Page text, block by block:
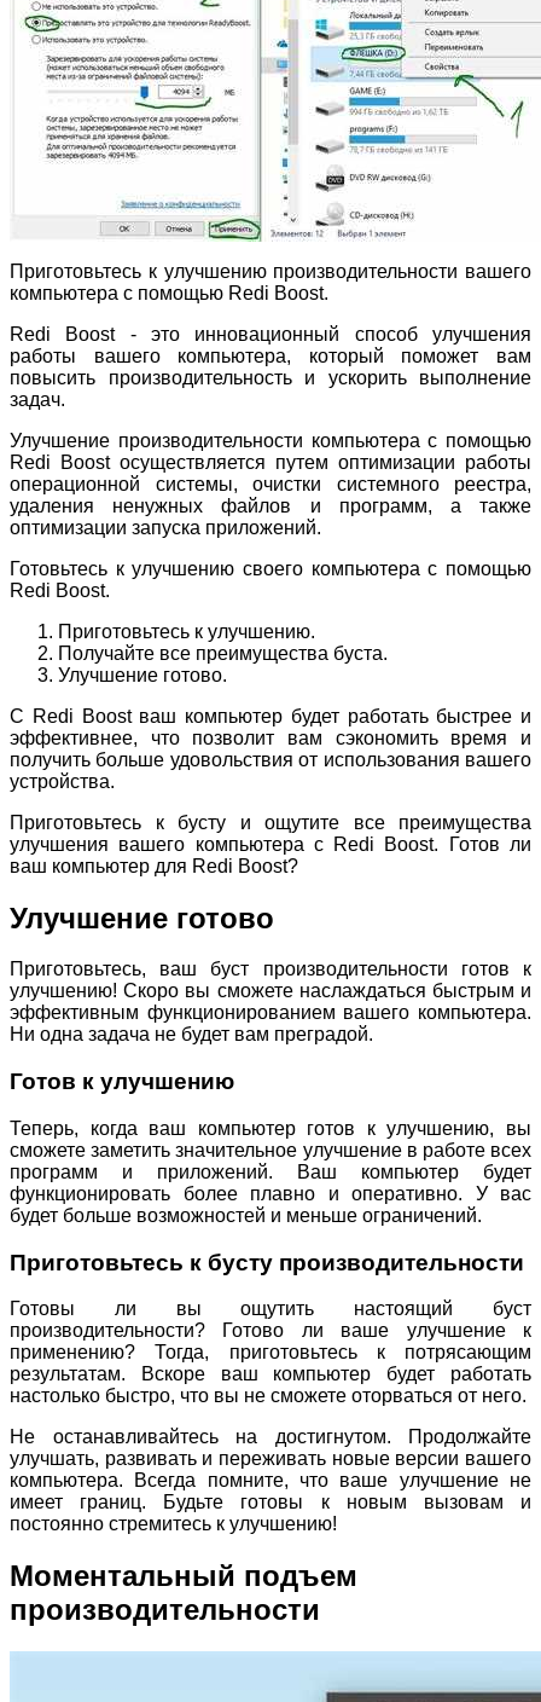
Приготовьтесь к улучшению производительности вашего
компьютера с помощью Redi Boost.
Redi Boost - это инновационный способ улучшения
работы вашего компьютера, который поможет вам
повысить производительность и ускорить выполнение
задач.
Улучшение производительности компьютера с помощью
Redi Boost осуществляется путем оптимизации работы
операционной системы, очистки системного реестра,
удаления ненужных файлов и программ, а также
оптимизации запуска приложений.
Готовьтесь к улучшению своего компьютера с помощью
Redi Boost.
Приготовьтесь к улучшению.
Получайте все преимущества буста.
Улучшение готово.
С Redi Boost ваш компьютер будет работать быстрее и
эффективнее, что позволит вам сэкономить время и
получить больше удовольствия от использования вашего
устройства.
Приготовьтесь к бусту и ощутите все преимущества
улучшения вашего компьютера с Redi Boost. Готов ли
ваш компьютер для Redi Boost?
Улучшение готово
Приготовьтесь, ваш буст производительности готов к
улучшению! Скоро вы сможете наслаждаться быстрым и
эффективным функционированием вашего компьютера.
Ни одна задача не будет вам преградой.
Готов к улучшению
Теперь, когда ваш компьютер готов к улучшению, вы
сможете заметить значительное улучшение в работе всех
программ и приложений. Ваш компьютер будет
функционировать более плавно и оперативно. У вас
будет больше возможностей и меньше ограничений.
Приготовьтесь к бусту производительности
Готовы ли вы ощутить настоящий буст
производительности? Готово ли ваше улучшение к
применению? Тогда, приготовьтесь к потрясающим
результатам. Вскоре ваш компьютер будет работать
настолько быстро, что вы не сможете оторваться от него.
Не останавливайтесь на достигнутом. Продолжайте
улучшать, развивать и переживать новые версии вашего
компьютера. Всегда помните, что ваше улучшение не
имеет границ. Будьте готовы к новым вызовам и
постоянно стремитесь к улучшению!
Моментальный подъем
производительности